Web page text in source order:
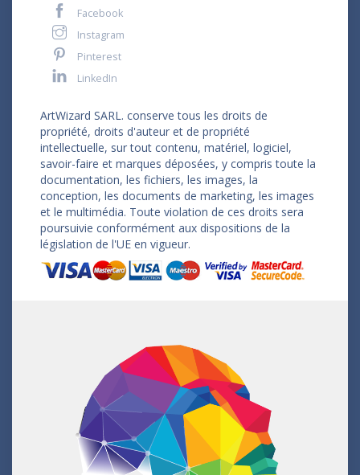
Facebook
Instagram
Pinterest
LinkedIn
ArtWizard SARL. conserve tous les droits de
propriété, droits d'auteur et de propriété
intellectuelle, sur tout contenu, matériel, logiciel,
savoir-faire et marques déposées, y compris toute la
documentation, les fichiers, les images, la
conception, les documents de marketing, les images
et le multimédia. Toute violation de ces droits sera
poursuivie conformément aux dispositions de la
législation de l'UE en vigueur.